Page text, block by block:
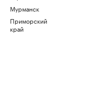
Мурманск
Приморский
край